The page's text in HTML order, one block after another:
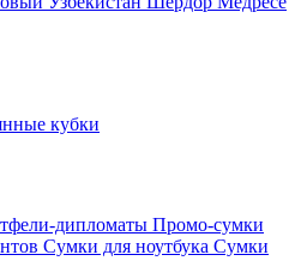
кубки
дипломаты Промо-сумки
Сумки для ноутбука Сумки